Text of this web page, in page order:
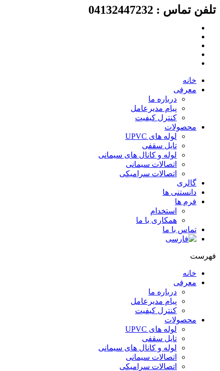
تلفن تماس : 04132447232
خانه
معرفی
درباره ما
پیام مدیرعامل
کنترل کیفیت
محصولات
لوله های UPVC
تایل سقفی
لوله و کانال های سیمانی
اتصالات سیمانی
اتصالات سرامیکی
گالری
دانستنی ها
فرم ها
استخدام
همکاری با ما
تماس با ما
فهرست
خانه
معرفی
درباره ما
پیام مدیرعامل
کنترل کیفیت
محصولات
لوله های UPVC
تایل سقفی
لوله و کانال های سیمانی
اتصالات سیمانی
اتصالات سرامیکی